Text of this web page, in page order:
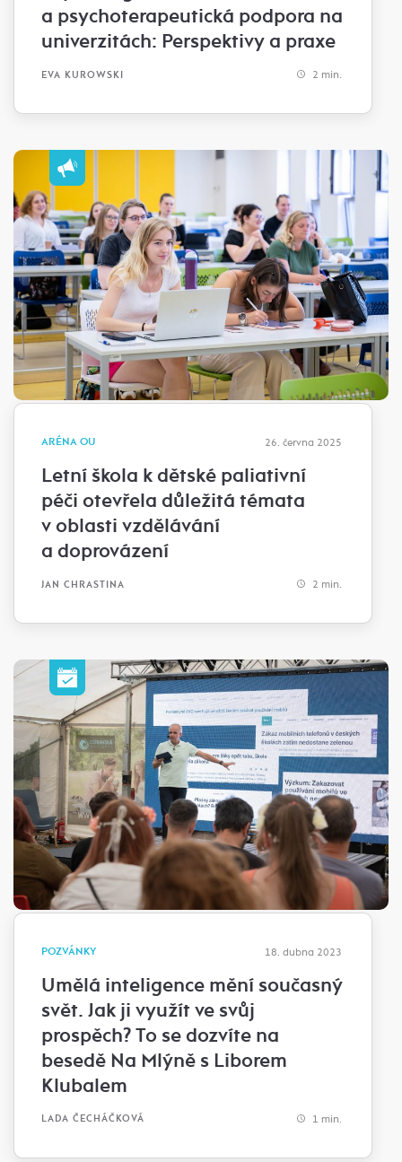
a psychoterapeutická podpora na
univerzitách: Perspektivy a praxe
EVA KUROWSKI 2 min.
ARÉNA OU 26. června 2025
Letní škola k dětské paliativní
péči otevřela důležitá témata
v oblasti vzdělávání
a doprovázení
JAN CHRASTINA 2 min.
POZVÁNKY 18. dubna 2023
Umělá inteligence mění současný
svět. Jak ji využít ve svůj
prospěch? To se dozvíte na
besedě Na Mlýně s Liborem
Klubalem
LADA ČECHÁČKOVÁ 1 min.